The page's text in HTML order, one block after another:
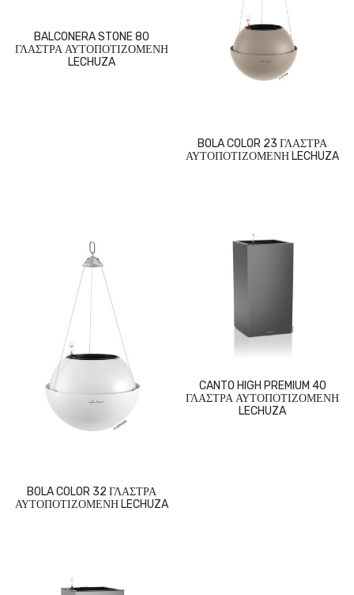
BALCONERA STONE 80
ΓΛΑΣΤΡΑ ΑΥΤΟΠΟΤΙΖΟΜΕΝΗ
LECHUZA
BOLA COLOR 23 ΓΛΑΣΤΡΑ
ΑΥΤΟΠΟΤΙΖΟΜΕΝΗ LECHUZA
BOLA COLOR 32 ΓΛΑΣΤΡΑ
ΑΥΤΟΠΟΤΙΖΟΜΕΝΗ LECHUZA
CANTO HIGH PREMIUM 40
ΓΛΑΣΤΡΑ ΑΥΤΟΠΟΤΙΖΟΜΕΝΗ
LECHUZA